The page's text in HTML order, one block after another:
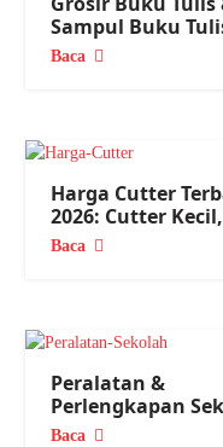
Sampul Buku
Terlengkap 2026
Baca
Harga Cutter
2026: Cutter
Semua Ada!
Baca
Peralatan &
Perlengkapan
Lengkap 2026, dari
Baca